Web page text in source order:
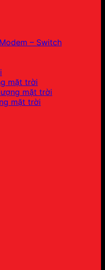
– Switch
mặt trời
mặt trời
mặt trời